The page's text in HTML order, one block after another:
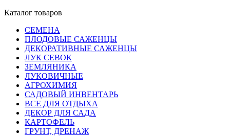
Каталог товаров
СЕМЕНА
ПЛОДОВЫЕ САЖЕНЦЫ
ДЕКОРАТИВНЫЕ САЖЕНЦЫ
ЛУК СЕВОК
ЗЕМЛЯНИКА
ЛУКОВИЧНЫЕ
АГРОХИМИЯ
САДОВЫЙ ИНВЕНТАРЬ
ВСЕ ДЛЯ ОТДЫХА
ДЕКОР ДЛЯ САДА
КАРТОФЕЛЬ
ГРУНТ, ДРЕНАЖ